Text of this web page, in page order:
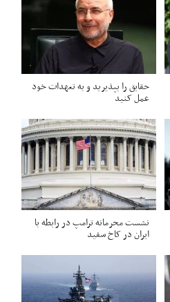
حقایق را بپذیرید و به تعهدات خود
عمل کنید
نشست محرمانه ترامپ در رابطه با
ایران در کاخ سفید